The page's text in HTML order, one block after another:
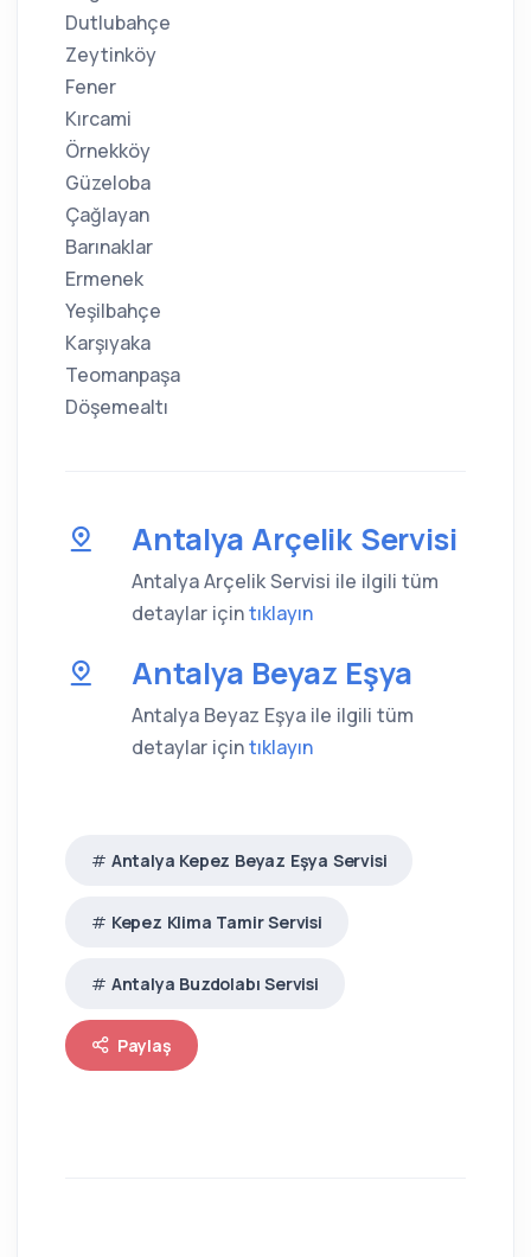
Dutlubahçe
Zeytinköy
Fener
Kırcami
Örnekköy
Güzeloba
Çağlayan
Barınaklar
Ermenek
Yeşilbahçe
Karşıyaka
Teomanpaşa
Döşemealtı
Antalya Arçelik Servisi
Antalya Arçelik Servisi ile ilgili tüm
detaylar içintıklayın
Antalya Beyaz Eşya
Antalya Beyaz Eşya ile ilgili tüm
detaylar içintıklayın
Antalya Kepez Beyaz Eşya Servisi
Kepez Klima Tamir Servisi
Antalya Buzdolabı Servisi
Paylaş